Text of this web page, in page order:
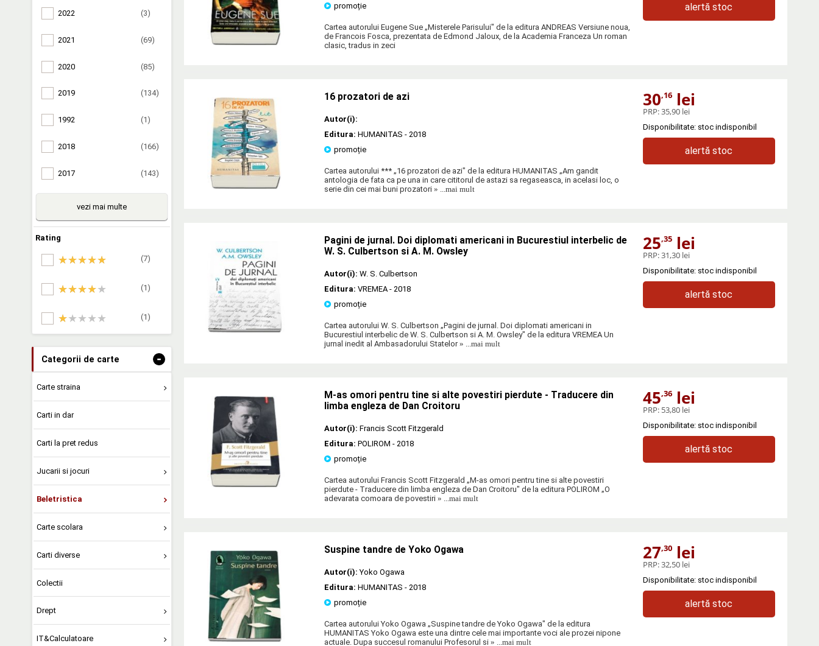
2022 (3)
2021 (69)
2020 (85)
2019 (134)
1992 (1)
2018 (166)
2017 (143)
vezi mai multe
Rating
(7)
(1)
(1)
Categorii de carte -
Carte straina
Carti in dar
Carti la pret redus
Jucarii si jocuri
Beletristica
Carte scolara
Carti diverse
Colectii
Drept
IT&Calculatoare
promoție
Cartea autorului Eugene Sue „Misterele Parisului" de la editura ANDREAS Versiune noua,
de Francois Fosca, prezentata de Edmond Jaloux, de la Academia Franceza Un roman
clasic, tradus in zeci
alertă stoc
16 prozatori de azi
Autor(i):
Editura: HUMANITAS - 2018
promoție
Cartea autorului *** „16 prozatori de azi" de la editura HUMANITAS „Am gandit
antologia de fata ca pe una in care cititorul de astazi sa regaseasca, in acelasi loc, o
serie din cei mai buni prozatori » ...mai mult
30,16lei
PRP:35,90 lei
Disponibilitate: stoc indisponibil
alertă stoc
Pagini de jurnal. Doi diplomati americani in Bucurestiul interbelic de
W. S. Culbertson si A. M. Owsley
Autor(i): W. S. Culbertson
Editura: VREMEA - 2018
promoție
Cartea autorului W. S. Culbertson „Pagini de jurnal. Doi diplomati americani in
Bucurestiul interbelic de W. S. Culbertson si A. M. Owsley" de la editura VREMEA Un
jurnal inedit al Ambasadorului Statelor» ...mai mult
25,35lei
PRP:31,30 lei
Disponibilitate: stoc indisponibil
alertă stoc
M-as omori pentru tine si alte povestiri pierdute - Traducere din
limba engleza de Dan Croitoru
Autor(i): Francis Scott Fitzgerald
Editura: POLIROM - 2018
promoție
Cartea autorului Francis Scott Fitzgerald „M-as omori pentru tine si alte povestiri
pierdute - Traducere din limba engleza de Dan Croitoru" de la editura POLIROM „O
adevarata comoara de povestiri » ...mai mult
45,36lei
PRP: 53,80 lei
Disponibilitate: stoc indisponibil
alertă stoc
Suspine tandre de Yoko Ogawa
Autor(i): Yoko Ogawa
Editura: HUMANITAS - 2018
promoție
Cartea autorului Yoko Ogawa „Suspine tandre de Yoko Ogawa" de la editura
HUMANITAS Yoko Ogawa este una dintre cele mai importante voci ale prozei nipone
actuale. Dupa succesul romanului Profesorul si » ...mai mult
27,30lei
PRP:32,50 lei
Disponibilitate: stoc indisponibil
alertă stoc